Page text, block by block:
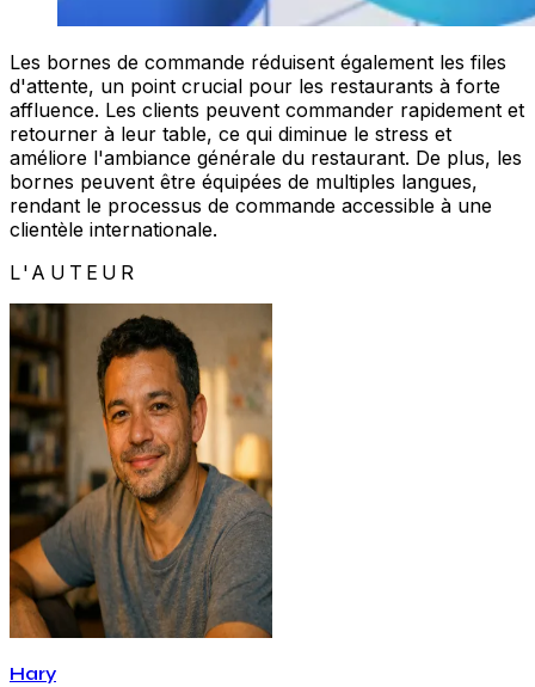
Les bornes de commande réduisent également les files
d'attente, un point crucial pour les restaurants à forte
affluence. Les clients peuvent commander rapidement et
retourner à leur table, ce qui diminue le stress et
améliore l'ambiance générale du restaurant. De plus, les
bornes peuvent être équipées de multiples langues,
rendant le processus de commande accessible à une
clientèle internationale.
L'AUTEUR
Hary